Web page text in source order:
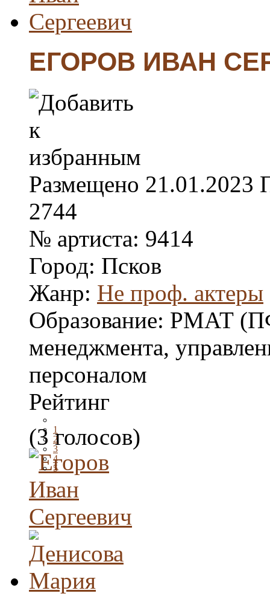
ЕГОРОВ ИВАН
Размещено 21.01.2023
2744
№ артиста: 9414
Город: Псков
Жанр: Не проф. актеры
Образование: РМАТ
менеджмента,
персоналом
Рейтинг
1
2
3
4
5
(3 голосов)